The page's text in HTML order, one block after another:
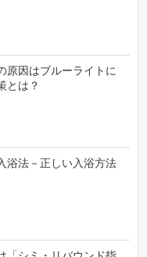
原因はブルーライトに
とは？
浴法－正しい入浴方法